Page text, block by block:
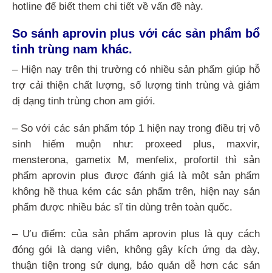
hotline để biết them chi tiết về vấn đề này.
So sánh aprovin plus với các sản phẩm bổ
tinh trùng nam khác.
– Hiện nay trên thị trường có nhiều sản phẩm giúp hỗ
trợ cải thiện chất lượng, số lượng tinh trùng và giảm
dị dạng tinh trùng chon am giới.
– So với các sản phẩm tóp 1 hiện nay trong điều trị vô
sinh hiếm muộn như: proxeed plus, maxvir,
mensterona, gametix M, menfelix, profortil thì sản
phẩm aprovin plus được đánh giá là một sản phẩm
không hề thua kém các sản phẩm trên, hiện nay sản
phẩm được nhiều bác sĩ tin dùng trên toàn quốc.
– Ưu điểm: của sản phẩm aprovin plus là quy cách
đóng gói là dạng viên, không gây kích ứng dạ dày,
thuận tiện trong sử dụng, bảo quản dễ hơn các sản